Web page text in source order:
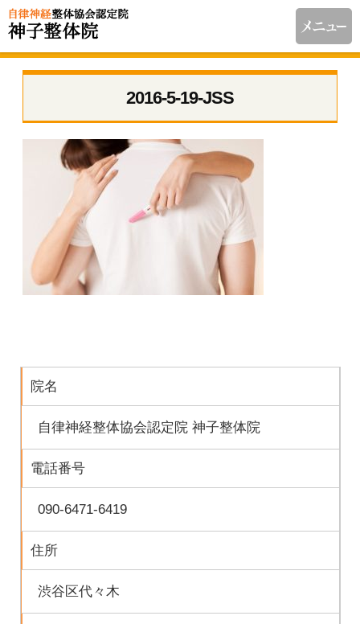
2016-5-19-JSS
院名
自律神経整体協会認定院 神子整体院
電話番号
090-6471-6419
住所
渋谷区代々木